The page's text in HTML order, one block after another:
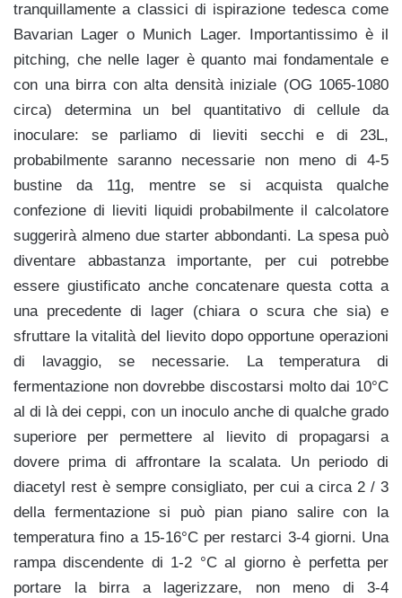
tranquillamente a classici di ispirazione tedesca come
Bavarian Lager o Munich Lager. Importantissimo è il
pitching, che nelle lager è quanto mai fondamentale e
con una birra con alta densità iniziale (OG 1065-1080
circa) determina un bel quantitativo di cellule da
inoculare: se parliamo di lieviti secchi e di 23L,
probabilmente saranno necessarie non meno di 4-5
bustine da 11g, mentre se si acquista qualche
confezione di lieviti liquidi probabilmente il calcolatore
suggerirà almeno due starter abbondanti. La spesa può
diventare abbastanza importante, per cui potrebbe
essere giustificato anche concatenare questa cotta a
una precedente di lager (chiara o scura che sia) e
sfruttare la vitalità del lievito dopo opportune operazioni
di lavaggio, se necessarie. La temperatura di
fermentazione non dovrebbe discostarsi molto dai 10°C
al di là dei ceppi, con un inoculo anche di qualche grado
superiore per permettere al lievito di propagarsi a
dovere prima di affrontare la scalata. Un periodo di
diacetyl rest è sempre consigliato, per cui a circa 2 / 3
della fermentazione si può pian piano salire con la
temperatura fino a 15-16°C per restarci 3-4 giorni. Una
rampa discendente di 1-2 °C al giorno è perfetta per
portare la birra a lagerizzare, non meno di 3-4